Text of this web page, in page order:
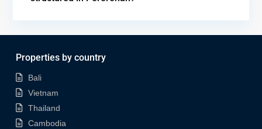
Properties by country
Bali
Vietnam
Thailand
Cambodia